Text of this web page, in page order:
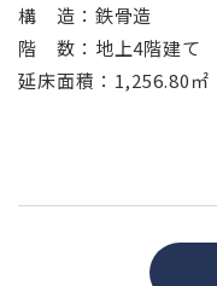
構 造：鉄骨造
階 数：地上4階建て
延床面積：1,256.80㎡